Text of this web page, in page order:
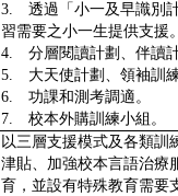
3. 透過「小一及早識別
習需要之小一生提供支援。
4. 分層閱讀計劃、伴讀計
5. 大天使計劃、領袖訓練
6. 功課和測考調適。
7. 校本外購訓練小組。
以三層支援模式及各類訓
津貼、加強校本言語治療
育，並設有特殊教育需要